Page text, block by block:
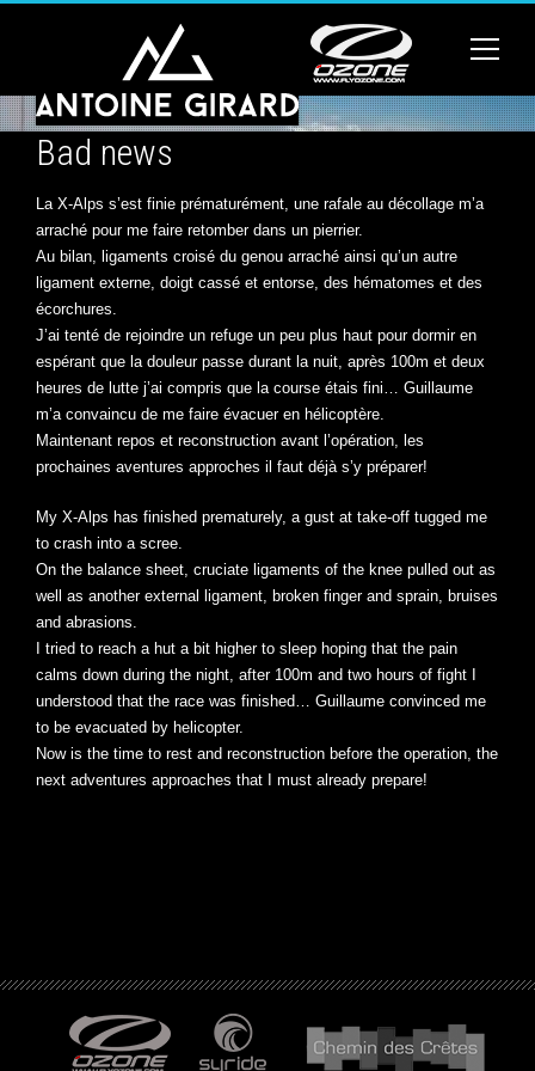
Bad news
La X-Alps s’est finie prématurément, une rafale au décollage m’a
arraché pour me faire retomber dans un pierrier.
Au bilan, ligaments croisé du genou arraché ainsi qu’un autre
ligament externe, doigt cassé et entorse, des hématomes et des
écorchures.
J’ai tenté de rejoindre un refuge un peu plus haut pour dormir en
espérant que la douleur passe durant la nuit, après 100m et deux
heures de lutte j’ai compris que la course étais fini… Guillaume
m’a convaincu de me faire évacuer en hélicoptère.
Maintenant repos et reconstruction avant l’opération, les
prochaines aventures approches il faut déjà s’y préparer!
My X-Alps has finished prematurely, a gust at take-off tugged me
to crash into a scree.
On the balance sheet, cruciate ligaments of the knee pulled out as
well as another external ligament, broken finger and sprain, bruises
and abrasions.
I tried to reach a hut a bit higher to sleep hoping that the pain
calms down during the night, after 100m and two hours of fight I
understood that the race was finished… Guillaume convinced me
to be evacuated by helicopter.
Now is the time to rest and reconstruction before the operation, the
next adventures approaches that I must already prepare!